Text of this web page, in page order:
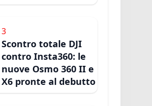
3
Scontro totale DJI
contro Insta360: le
nuove Osmo 360 II e
X6 pronte al debutto